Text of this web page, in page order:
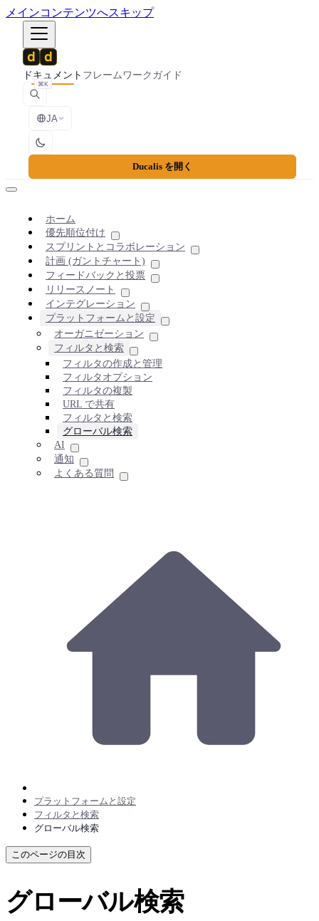
メインコンテンツへスキップ
ドキュメント フレームワークガイド
⌘K
JA
Ducalis を開く
ホーム
優先順位付け
スプリントとコラボレーション
計画 (ガントチャート)
フィードバックと投票
リリースノート
インテグレーション
プラットフォームと設定
オーガニゼーション
フィルタと検索
フィルタの作成と管理
フィルタオプション
フィルタの複製
URL で共有
フィルタと検索
グローバル検索
AI
通知
よくある質問
プラットフォームと設定
フィルタと検索
グローバル検索
このページの目次
グローバル検索